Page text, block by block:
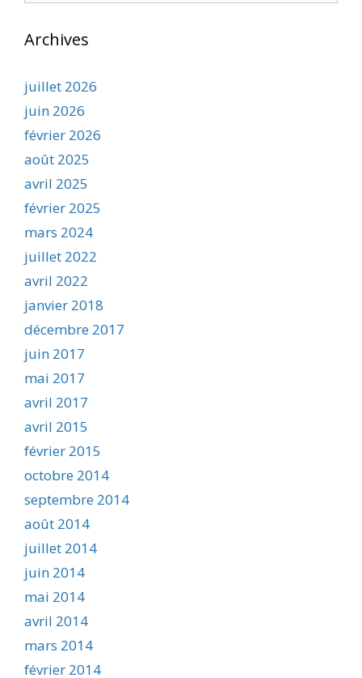
Archives
juillet 2026
juin 2026
février 2026
août 2025
avril 2025
février 2025
mars 2024
juillet 2022
avril 2022
janvier 2018
décembre 2017
juin 2017
mai 2017
avril 2017
avril 2015
février 2015
octobre 2014
septembre 2014
août 2014
juillet 2014
juin 2014
mai 2014
avril 2014
mars 2014
février 2014